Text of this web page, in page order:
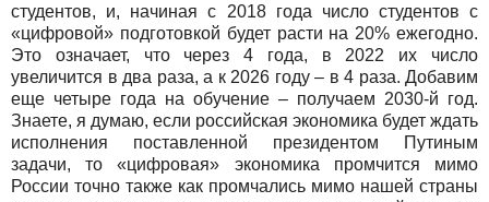
студентов, и, начиная с 2018 года число студентов с
«цифровой» подготовкой будет расти на 20% ежегодно.
Это означает, что через 4 года, в 2022 их число
увеличится в два раза, а к 2026 году – в 4 раза. Добавим
еще четыре года на обучение – получаем 2030-й год.
Знаете, я думаю, если российская экономика будет ждать
исполнения поставленной президентом Путиным
задачи, то «цифровая» экономика промчится мимо
России точно также как промчались мимо нашей страны